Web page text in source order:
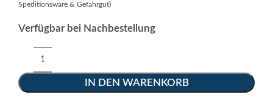
Speditionsware & Gefahrgut)
Verfügbar bei Nachbestellung
IN DEN WARENKORB
Alternative: